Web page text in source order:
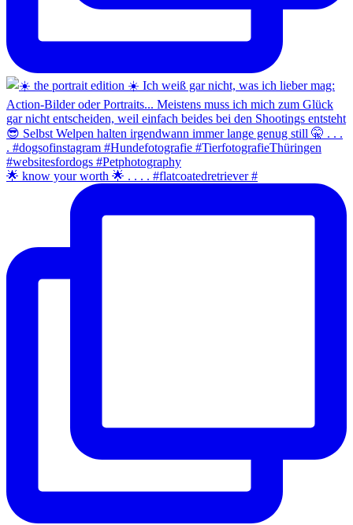
🌟 know your worth 🌟 . . . . #flatcoatedretriever #